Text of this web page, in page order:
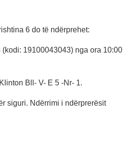
6 do të ndërprehet:
19100043043) nga ora 10:00
Bll- V- E 5 -Nr- 1.
siguri. Ndërrimi i ndërprerësit